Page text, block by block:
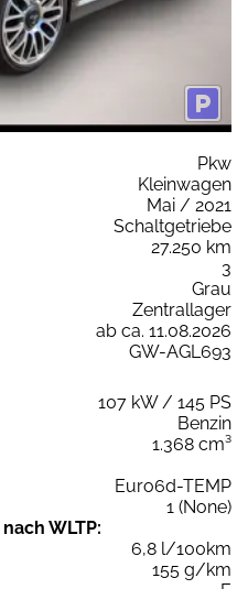
Pkw
Kleinwagen
Mai / 2021
Schaltgetriebe
27.250 km
3
Grau
Zentrallager
ab ca. 11.08.2026
GW-AGL693
107 kW / 145 PS
Benzin
1.368 cm³
Euro6d-TEMP
1 (None)
WLTP:
6,8 l/100km
155 g/km